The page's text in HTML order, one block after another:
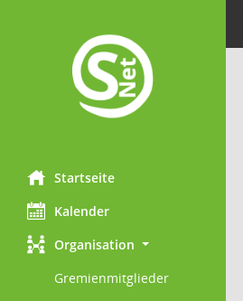
Startseite
Kalender
Organisation
Gremienmitglieder